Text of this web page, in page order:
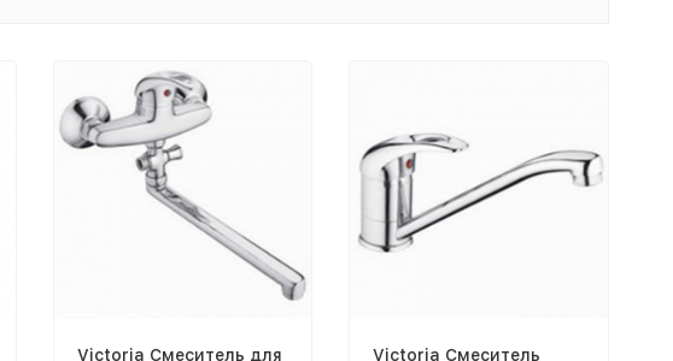
Victoria Смеситель для
Victoria Смеситель